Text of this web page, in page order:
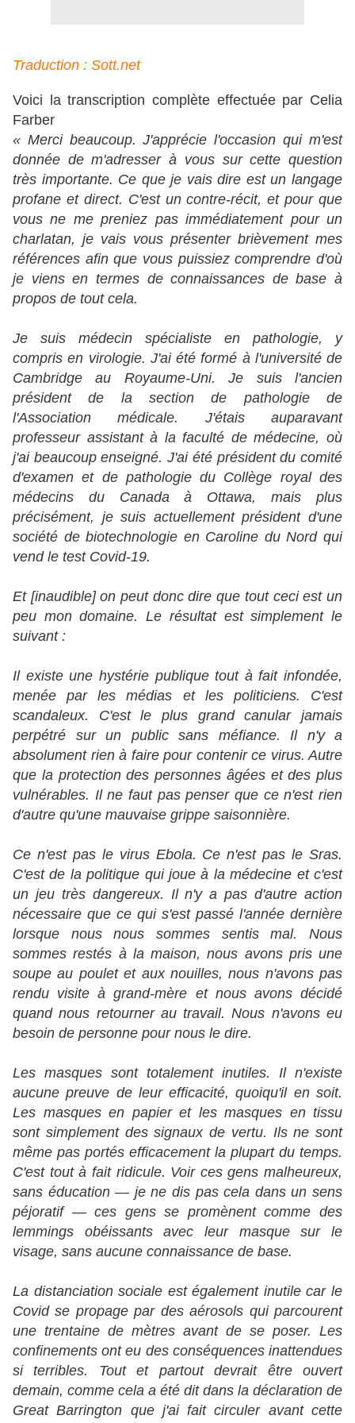
Traduction : Sott.net
Voici la transcription complète effectuée par Celia
Farber
« Merci beaucoup. J'apprécie l'occasion qui m'est
donnée de m'adresser à vous sur cette question
très importante. Ce que je vais dire est un langage
profane et direct. C'est un contre-récit, et pour que
vous ne me preniez pas immédiatement pour un
charlatan, je vais vous présenter brièvement mes
références afin que vous puissiez comprendre d'où
je viens en termes de connaissances de base à
propos de tout cela.
Je suis médecin spécialiste en pathologie, y
compris en virologie. J'ai été formé à l'université de
Cambridge au Royaume-Uni. Je suis l'ancien
président de la section de pathologie de
l'Association médicale. J'étais auparavant
professeur assistant à la faculté de médecine, où
j'ai beaucoup enseigné. J'ai été président du comité
d'examen et de pathologie du Collège royal des
médecins du Canada à Ottawa, mais plus
précisément, je suis actuellement président d'une
société de biotechnologie en Caroline du Nord qui
vend le test Covid-19.
Et [inaudible] on peut donc dire que tout ceci est un
peu mon domaine. Le résultat est simplement le
suivant :
Il existe une hystérie publique tout à fait infondée,
menée par les médias et les politiciens. C'est
scandaleux. C'est le plus grand canular jamais
perpétré sur un public sans méfiance. Il n'y a
absolument rien à faire pour contenir ce virus. Autre
que la protection des personnes âgées et des plus
vulnérables. Il ne faut pas penser que ce n'est rien
d'autre qu'une mauvaise grippe saisonnière.
Ce n'est pas le virus Ebola. Ce n'est pas le Sras.
C'est de la politique qui joue à la médecine et c'est
un jeu très dangereux. Il n'y a pas d'autre action
nécessaire que ce qui s'est passé l'année dernière
lorsque nous nous sommes sentis mal. Nous
sommes restés à la maison, nous avons pris une
soupe au poulet et aux nouilles, nous n'avons pas
rendu visite à grand-mère et nous avons décidé
quand nous retourner au travail. Nous n'avons eu
besoin de personne pour nous le dire.
Les masques sont totalement inutiles. Il n'existe
aucune preuve de leur efficacité, quoiqu'il en soit.
Les masques en papier et les masques en tissu
sont simplement des signaux de vertu. Ils ne sont
même pas portés efficacement la plupart du temps.
C'est tout à fait ridicule. Voir ces gens malheureux,
sans éducation — je ne dis pas cela dans un sens
péjoratif — ces gens se promènent comme des
lemmings obéissants avec leur masque sur le
visage, sans aucune connaissance de base.
La distanciation sociale est également inutile car le
Covid se propage par des aérosols qui parcourent
une trentaine de mètres avant de se poser. Les
confinements ont eu des conséquences inattendues
si terribles. Tout et partout devrait être ouvert
demain, comme cela a été dit dans la déclaration de
Great Barrington que j'ai fait circuler avant cette